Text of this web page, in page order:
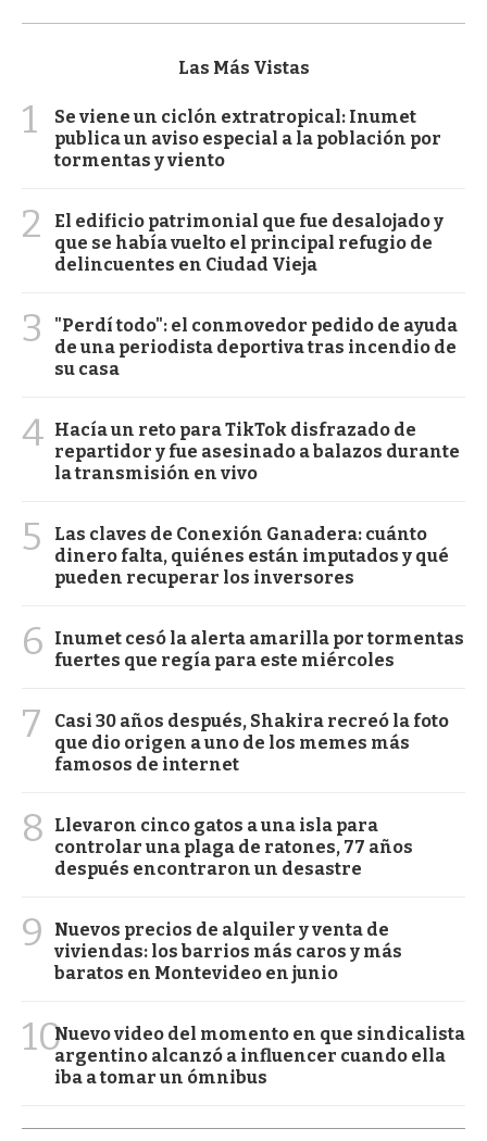
Las Más Vistas
1
Se viene un ciclón extratropical: Inumet
publica un aviso especial a la población por
tormentas y viento
2
El edificio patrimonial que fue desalojado y
que se había vuelto el principal refugio de
delincuentes en Ciudad Vieja
3
"Perdí todo": el conmovedor pedido de ayuda
de una periodista deportiva tras incendio de
su casa
4 Hacía un reto para TikTok disfrazado de
repartidor y fue asesinado a balazos durante
la transmisión en vivo
5
Las claves de Conexión Ganadera: cuánto
dinero falta, quiénes están imputados y qué
pueden recuperar los inversores
6
Inumet cesó la alerta amarilla por tormentas
fuertes que regía para este miércoles
7
Casi 30 años después, Shakira recreó la foto
que dio origen a uno de los memes más
famosos de internet
8
Llevaron cinco gatos a una isla para
controlar una plaga de ratones, 77 años
después encontraron un desastre
9
Nuevos precios de alquiler y venta de
viviendas: los barrios más caros y más
baratos en Montevideo en junio
10Nuevo video del momento en que sindicalista
argentino alcanzó a influencer cuando ella
iba a tomar un ómnibus